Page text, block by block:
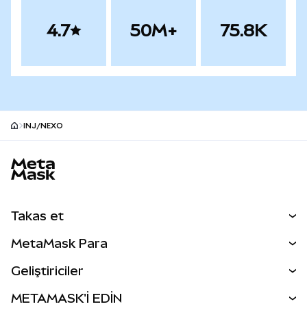
4.7 50M+ 75.8K
INJ/NEXO
Takas et
Perps
RWA'lar
MetaMask Para
Geliştiriciler
METAMASK'İ EDİN